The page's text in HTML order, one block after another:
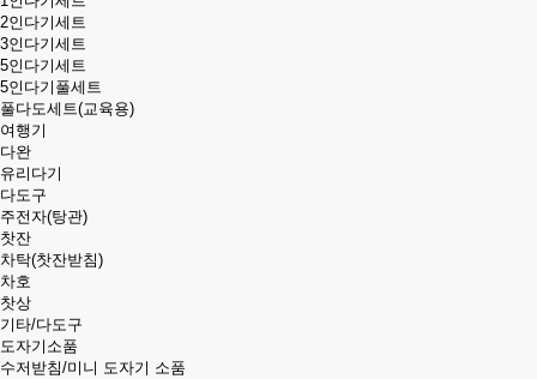
호치민포커 ▷텔@HCMHOLDEM◁ 호치민홀덤펍 사이공홀덤룸
2인다기세트
3인다기세트
5인다기세트
5인다기풀세트
풀다도세트(교육용)
여행기
다완
유리다기
다도구
주전자(탕관)
찻잔
차탁(찻잔받침)
차호
찻상
기타/다도구
도자기소품
수저받침/미니 도자기 소품